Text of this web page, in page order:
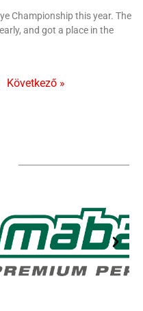
Championship this year. The
and got a place in the
Következő »